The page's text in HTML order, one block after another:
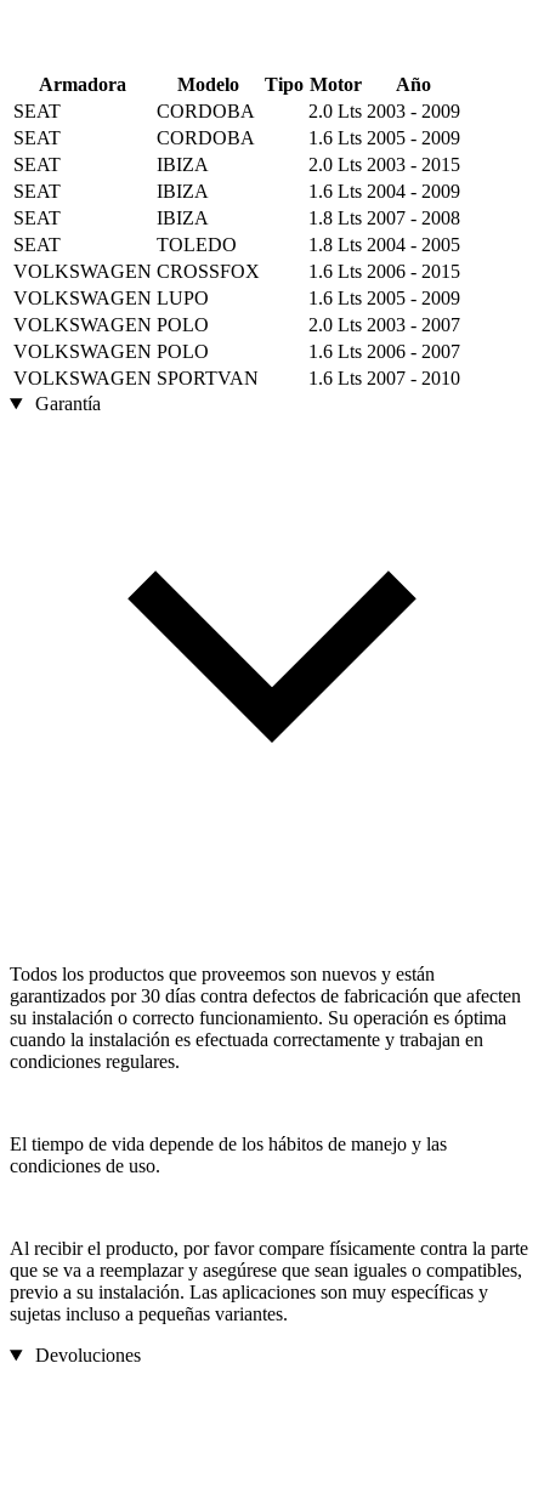
Armadora Modelo Tipo Motor
Año
SEAT
CORDOBA 2.0 Lts 2003 - 2009
SEAT
CORDOBA 1.6 Lts 2005 - 2009
SEAT
IBIZA 2.0 Lts 2003 - 2015
SEAT
IBIZA 1.6 Lts 2004 - 2009
SEAT
IBIZA 1.8 Lts 2007 - 2008
SEAT
TOLEDO 1.8 Lts 2004 - 2005
VOLKSWAGEN CROSSFOX 1.6 Lts 2006 - 2015
VOLKSWAGEN LUPO 1.6 Lts 2005 - 2009
VOLKSWAGEN POLO 2.0 Lts 2003 - 2007
VOLKSWAGEN POLO 1.6 Lts 2006 - 2007
VOLKSWAGEN SPORTVAN 1.6 Lts 2007 - 2010
Garantía
Todos los productos que proveemos son nuevos y están
garantizados por 30 días contra defectos de fabricación que afecten
su instalación o correcto funcionamiento. Su operación es óptima
cuando la instalación es efectuada correctamente y trabajan en
condiciones regulares.
El tiempo de vida depende de los hábitos de manejo y las
condiciones de uso.
Al recibir el producto, por favor compare físicamente contra la parte
que se va a reemplazar y asegúrese que sean iguales o compatibles,
previo a su instalación. Las aplicaciones son muy específicas y
sujetas incluso a pequeñas variantes.
Devoluciones